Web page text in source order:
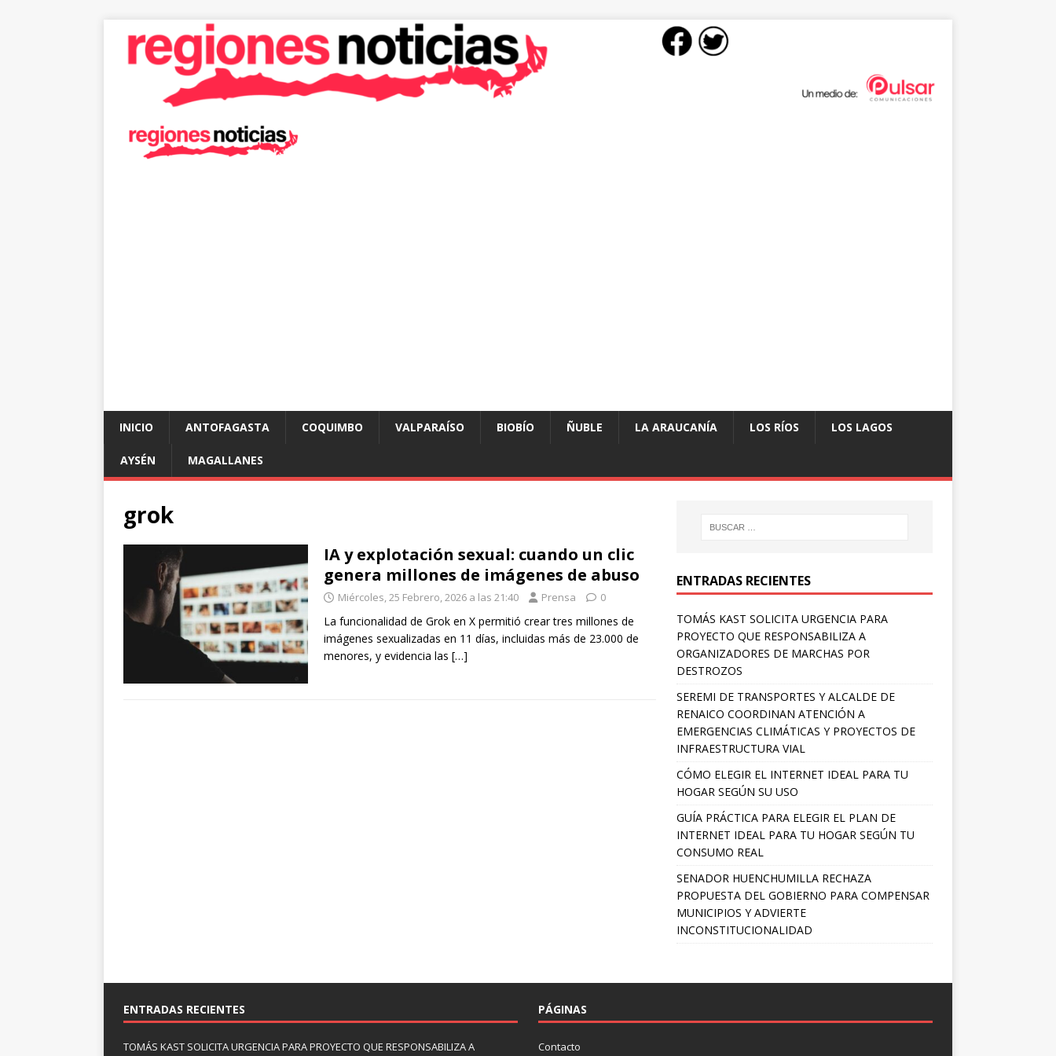
INICIO ANTOFAGASTA COQUIMBO VALPARAÍSO BIOBÍO ÑUBLE LA ARAUCANÍA LOS RÍOS LOS LAGOS
AYSÉN MAGALLANES
grok
IA y explotación sexual: cuando un clic
genera millones de imágenes de abuso
Miércoles, 25 Febrero, 2026 a las 21:40 Prensa 0
La funcionalidad de Grok en X permitió crear tres millones de
imágenes sexualizadas en 11 días, incluidas más de 23.000 de
menores, y evidencia las […]
ENTRADAS RECIENTES
TOMÁS KAST SOLICITA URGENCIA PARA
PROYECTO QUE RESPONSABILIZA A
ORGANIZADORES DE MARCHAS POR
DESTROZOS
SEREMI DE TRANSPORTES Y ALCALDE DE
RENAICO COORDINAN ATENCIÓN A
EMERGENCIAS CLIMÁTICAS Y PROYECTOS DE
INFRAESTRUCTURA VIAL
CÓMO ELEGIR EL INTERNET IDEAL PARA TU
HOGAR SEGÚN SU USO
GUÍA PRÁCTICA PARA ELEGIR EL PLAN DE
INTERNET IDEAL PARA TU HOGAR SEGÚN TU
CONSUMO REAL
SENADOR HUENCHUMILLA RECHAZA
PROPUESTA DEL GOBIERNO PARA COMPENSAR
MUNICIPIOS Y ADVIERTE
INCONSTITUCIONALIDAD
ENTRADAS RECIENTES
TOMÁS KAST SOLICITA URGENCIA PARA PROYECTO QUE RESPONSABILIZA A
PÁGINAS
Contacto